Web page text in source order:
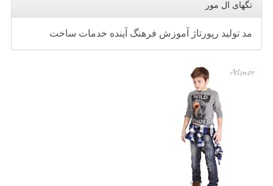
تگهای ال مور
مد تولید رپورتاژ آموزش فرهنگ آینده خدمات ساخت